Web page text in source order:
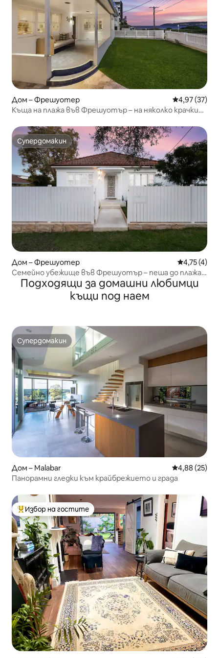
Дом – Фрешуотер Средна
4,97 (37)
Къща на плажа във Фрешуотър – на няколко крачки
Супердомакин
Супердомакин
Дом – Фрешуотер Средна
4,75 (4)
Семейно убежище във Фрешуотър – пеша до плажа и
селото
Подходящи за домашни любимци
къщи под наем
Супердомакин
Супердомакин
Дом – Malabar Средна
4,88 (25)
Панорамни гледки към крайбрежието и града
Най-популярен избор на гостите
Избор на гостите